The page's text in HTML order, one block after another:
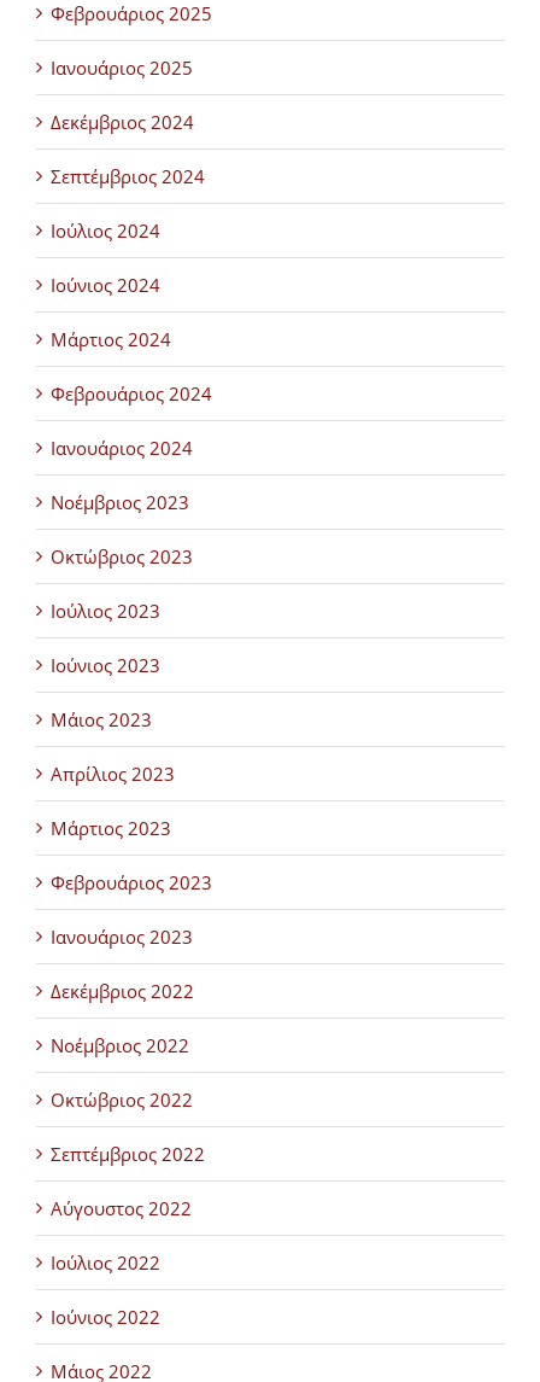
Φεβρουάριος 2025
Ιανουάριος 2025
Δεκέμβριος 2024
Σεπτέμβριος 2024
Ιούλιος 2024
Ιούνιος 2024
Μάρτιος 2024
Φεβρουάριος 2024
Ιανουάριος 2024
Νοέμβριος 2023
Οκτώβριος 2023
Ιούλιος 2023
Ιούνιος 2023
Μάιος 2023
Απρίλιος 2023
Μάρτιος 2023
Φεβρουάριος 2023
Ιανουάριος 2023
Δεκέμβριος 2022
Νοέμβριος 2022
Οκτώβριος 2022
Σεπτέμβριος 2022
Αύγουστος 2022
Ιούλιος 2022
Ιούνιος 2022
Μάιος 2022